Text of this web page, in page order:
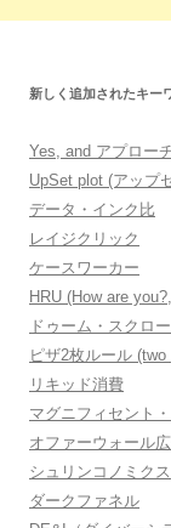
新しく追加されたキー
Yes, and アプロー
UpSet plot (アップ
データ・インク比
レイジクリック
ケースワーカー
HRU (How are
ドゥーム・スクロ
ピザ2枚ルール
リキッド消費
マグニフィセント
オファーウォール
シュリンコノミクス
ダークファネル